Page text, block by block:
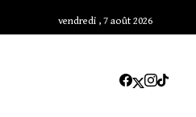
vendredi , 7 août 2026